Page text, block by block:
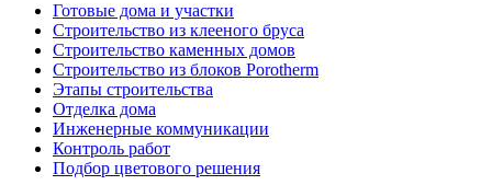
Готовые дома и участки
Строительство из клееного бруса
Строительство каменных домов
Строительство из блоков Porotherm
Этапы строительства
Отделка дома
Инженерные коммуникации
Контроль работ
Подбор цветового решения